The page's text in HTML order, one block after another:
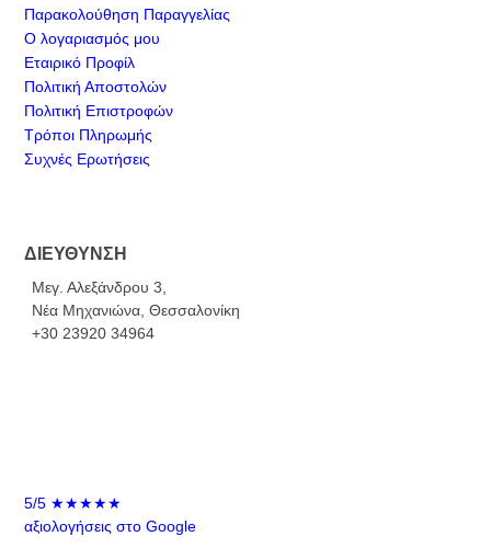
Παρακολούθηση Παραγγελίας
Ο λογαριασμός μου
Εταιρικό Προφίλ
Πολιτική Αποστολών
Πολιτική Επιστροφών
Τρόποι Πληρωμής
Συχνές Ερωτήσεις
ΔΙΕΥΘΥΝΣΗ
Μεγ. Αλεξάνδρου 3,
Νέα Μηχανιώνα, Θεσσαλονίκη
+30 23920 34964
5/5 ★★★★★
αξιολογήσεις στο Google